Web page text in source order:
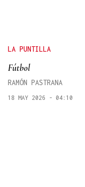
LA PUNTILLA
Fútbol
RAMÓN PASTRANA
18 MAY 2026 - 04:10